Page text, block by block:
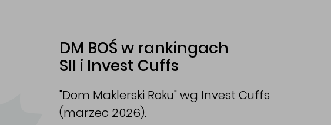
DM BOŚ w rankingach
SII i Invest Cuffs
"Dom Maklerski Roku" wg Invest Cuffs
(marzec 2026).